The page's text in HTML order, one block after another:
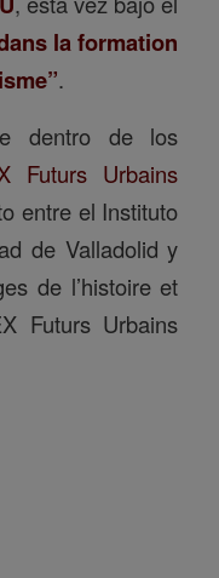
la formation
.
dentro de los
Futurs Urbains
entre el Instituto
de Valladolid y
de l’histoire et
Futurs Urbains